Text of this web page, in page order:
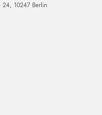
24, 10247 Berlin